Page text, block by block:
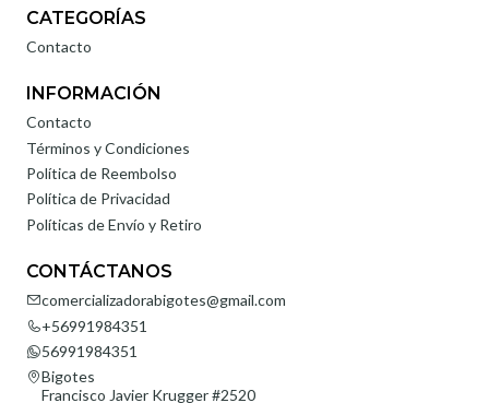
CATEGORÍAS
Contacto
INFORMACIÓN
Contacto
Términos y Condiciones
Política de Reembolso
Política de Privacidad
Políticas de Envío y Retiro
CONTÁCTANOS
comercializadorabigotes@gmail.com
+56991984351
56991984351
Bigotes
Francisco Javier Krugger #2520